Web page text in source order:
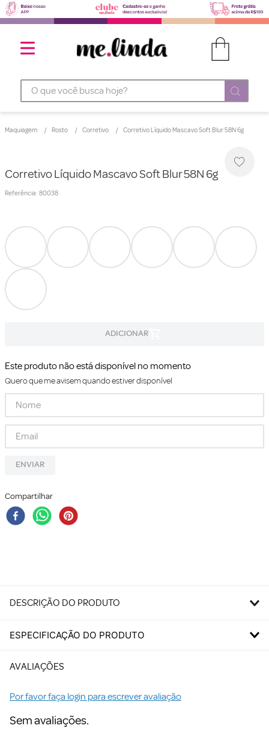
O que você busca hoje?
Maquiagem Rosto Corretivo Corretivo Líquido Mascavo Soft Blur 58N 6g
Corretivo Líquido Mascavo Soft Blur 58N 6g
Referência: 80038
Este produto não está disponível no momento
Quero que me avisem quando estiver disponível
ENVIAR
Compartilhar
DESCRIÇÃO DO PRODUTO
ESPECIFICAÇÃO DO PRODUTO
AVALIAÇÕES
Por favor faça login para escrever avaliação
Sem avaliações.